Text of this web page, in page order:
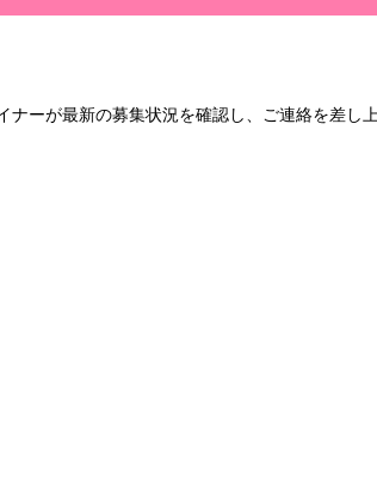
ーが最新の募集状況を確認し、ご連絡を差し上